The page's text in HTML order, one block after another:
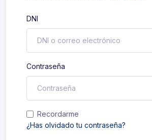
DNI
Contraseña
Recordarme
¿Has olvidado tu contraseña?